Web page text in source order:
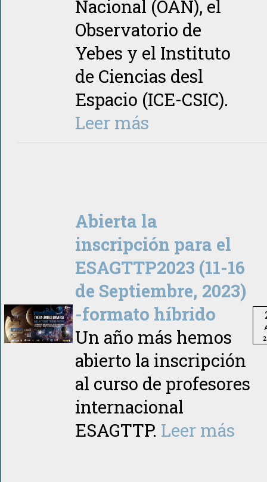
Nacional (OAN), el
Observatorio de
Yebes y el Instituto
de Ciencias desl
Espacio (ICE-CSIC).
Leer más
Abierta la
inscripción para el
ESAGTTP2023 (11-16
de Septiembre, 2023)
-formato híbrido
Un año más hemos
abierto la inscripción
al curso de profesores
internacional
ESAGTTP. Leer más